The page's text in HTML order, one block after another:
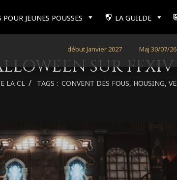
POUR JEUNES POUSSES LA GUILDE
pour début Janvier 2027 Maj 30/07/26 :
SUR FFXIV
LA CL TAGS : CONVENT DES FOUS, HOUSING,